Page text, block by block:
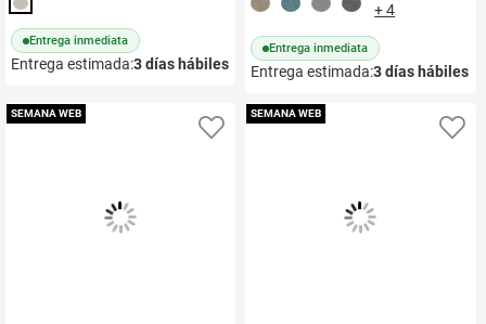
Entrega inmediata
Entrega estimada:3días hábiles
+ 4
Entrega inmediata
Entrega estimada:3días hábiles
SEMANA WEB
Añadir a favoritos
SEMANA WEB